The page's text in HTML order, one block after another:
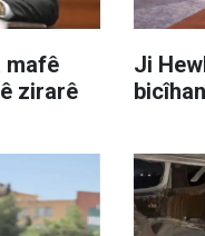
mafê
zirarê
Ji